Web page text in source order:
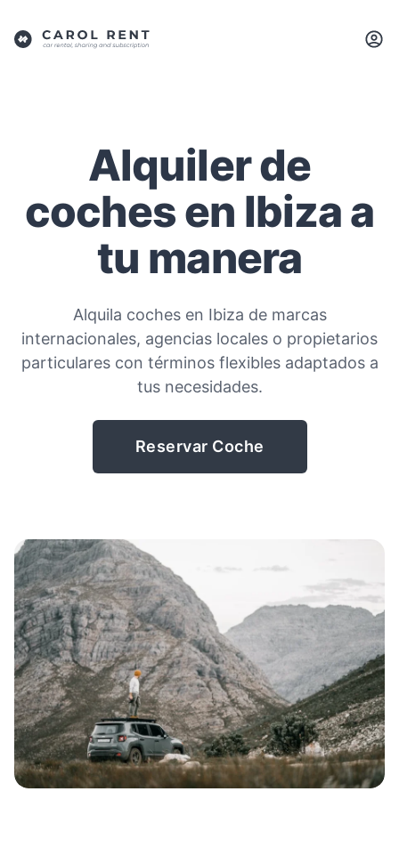
Alquiler de
coches en Ibiza a
tu manera
Alquila coches en Ibiza de marcas
internacionales, agencias locales o propietarios
particulares con términos flexibles adaptados a
tus necesidades.
Reservar Coche